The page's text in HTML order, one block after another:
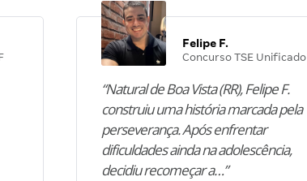
Felipe F.
Concurso TSE Unificado
“Natural de Boa Vista (RR), Felipe F.
construiu uma história marcada pela
perseverança. Após enfrentar
dificuldades ainda na adolescência,
decidiu recomeçar a…”